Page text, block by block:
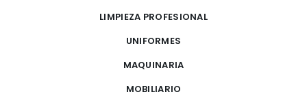
LIMPIEZA PROFESIONAL
UNIFORMES
MAQUINARIA
MOBILIARIO